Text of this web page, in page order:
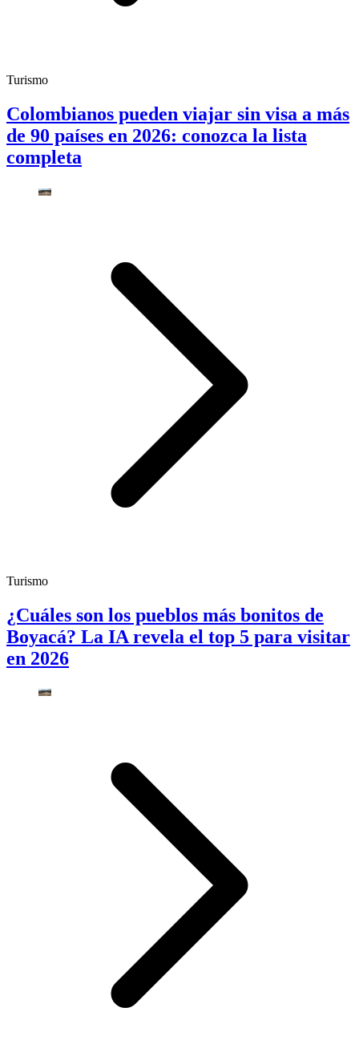
Turismo
Colombianos pueden viajar sin visa a más
de 90 países en 2026: conozca la lista
completa
Turismo
¿Cuáles son los pueblos más bonitos de
Boyacá? La IA revela el top 5 para visitar
en 2026